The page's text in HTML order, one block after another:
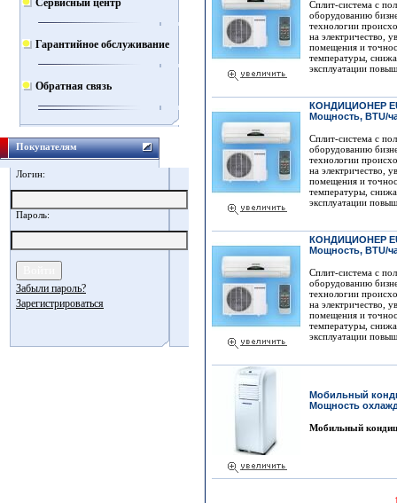
Сервисный центр
Гарантийное обслуживание
Обратная связь
Покупателям
Логин:
Пароль:
Забыли пароль?
Зарегистрироваться
Сплит-система с
оборудованию
технологии
на электричество,
помещения и
температуры,
эксплуатации
КОНДИЦИОНЕР
Мощность, BTU/
Сплит-система с
оборудованию
технологии
на электричество,
помещения и
температуры,
эксплуатации
КОНДИЦИОНЕР
Мощность, BTU/
Сплит-система с
оборудованию
технологии
на электричество,
помещения и
температуры,
эксплуатации
Мобильный
Мощность
Мобильный